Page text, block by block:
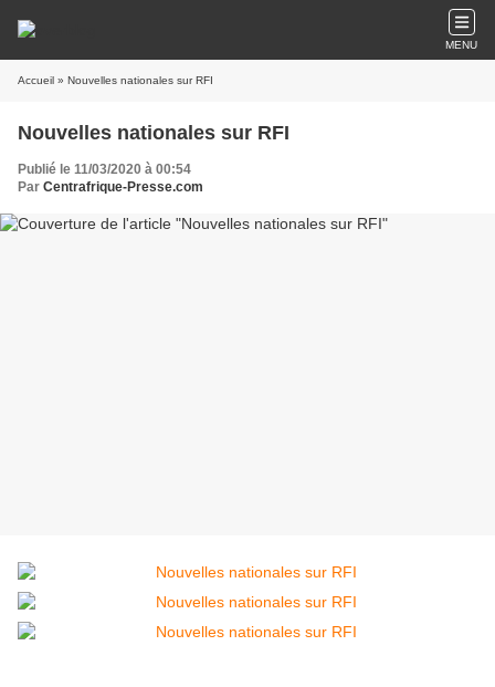
MENU
Accueil » Nouvelles nationales sur RFI
Nouvelles nationales sur RFI
Publié le 11/03/2020 à 00:54
Par Centrafrique-Presse.com